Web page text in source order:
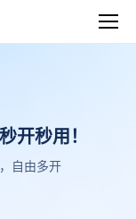
开秒用！
自由多开